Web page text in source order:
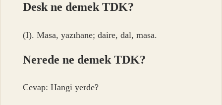
Desk ne demek TDK?
(I). Masa, yazıhane; daire, dal, masa.
Nerede ne demek TDK?
Cevap: Hangi yerde?